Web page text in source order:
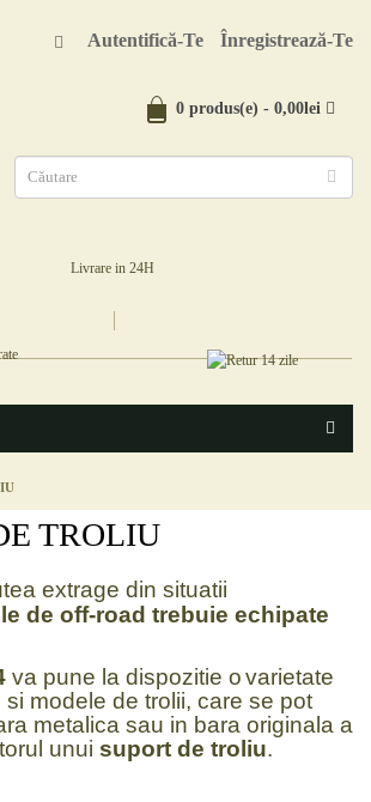
Autentifică-Te Înregistrează-Te
0 produs(e) - 0,00lei
TROLIU
extrage din situatii
de off-road trebuie echipate
va pune la dispozitie ovarietate
modele de trolii, care se pot
metalica sau in bara originala a
unui suport de troliu.